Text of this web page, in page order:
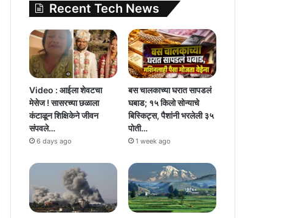
Recent Tech News
Video : आईला शेवटचा
मेसेज ! सासरच्या छळाला
कंटाळून शिक्षिकेने जीवन
संपवले…
6 days ago
बस चालकाच्या घरात सापडलं
घबाड; १५ किलो सोन्याचे
बिस्किट्स, पैशांनी भरलेली ३५
पोती…
1 week ago